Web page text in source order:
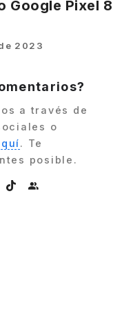
Google Pixel 8
2023
a través de
o
. Te
posible.